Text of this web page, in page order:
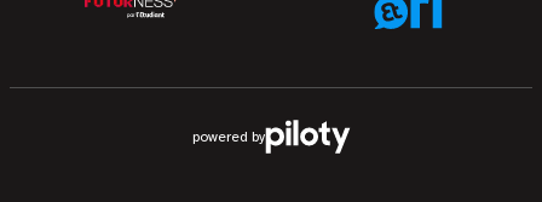
powered by